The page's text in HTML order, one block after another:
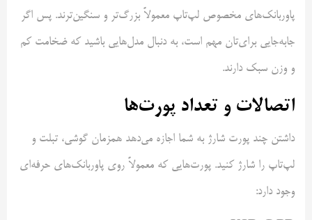
پاوربانک‌های مخصوص لپ‌تاپ معمولاً بزرگ‌تر و سنگین‌ترند. پس اگر
جابه‌جایی برای‌تان مهم است، به دنبال مدل‌هایی باشید که ضخامت کم
و وزن سبک دارند.
اتصالات و تعداد پورت‌ها
داشتن چند پورت شارژ به شما اجازه می‌دهد همزمان گوشی، تبلت و
لپ‌تاپ را شارژ کنید. پورت‌هایی که معمولاً روی پاوربانک‌های حرفه‌ای
وجود دارد: